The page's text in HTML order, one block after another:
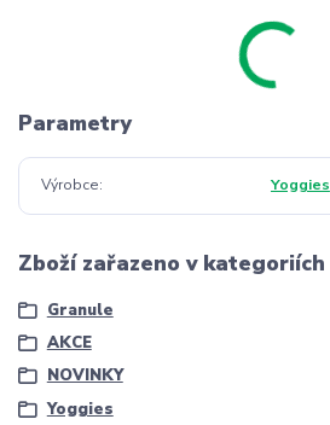
Parametry
Výrobce Yoggies
Zboží zařazeno v kategoriích
Granule
AKCE
NOVINKY
Yoggies